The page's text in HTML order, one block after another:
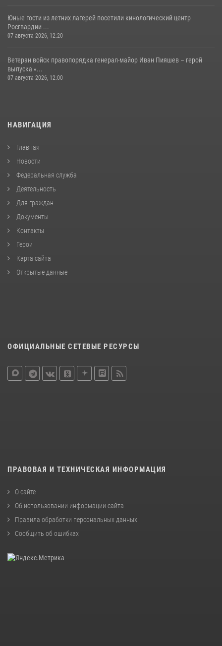
Юные гости из летних лагерей посетили кинологический центр
Росгвардии ...
07 августа 2026, 12:20
Ветеран войск правопорядка генерал-майор Иван Пияшев – герой
выпуска «...
07 августа 2026, 12:00
НАВИГАЦИЯ
Главная
Новости
Федеральная служба
Деятельность
Для граждан
Документы
Контакты
Герои
Карта сайта
Открытые данные
ОФИЦИАЛЬНЫЕ СЕТЕВЫЕ РЕСУРСЫ
ПРАВОВАЯ И ТЕХНИЧЕСКАЯ ИНФОРМАЦИЯ
О сайте
Об использовании информации сайта
Правила обработки персональных данных
Сообщить об ошибках